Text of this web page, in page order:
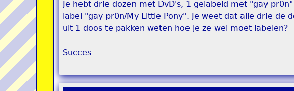
Je hebt drie dozen met DvD's, 1 gelabeld met "gay
label "gay pr0n/My Little Pony". Je weet dat alle drie de
uit 1 doos te pakken weten hoe je ze wel moet labelen?
Succes